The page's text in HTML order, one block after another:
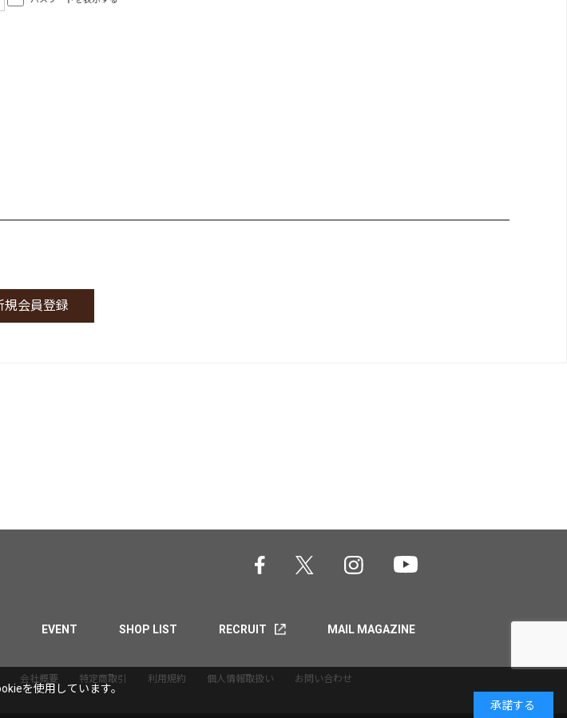
EVENT SHOP LIST RECRUIT MAIL MAGAZINE
会社概要 特定商取引 利用規約 個人情報取扱い お問い合わせ
を使用しています。
承諾する